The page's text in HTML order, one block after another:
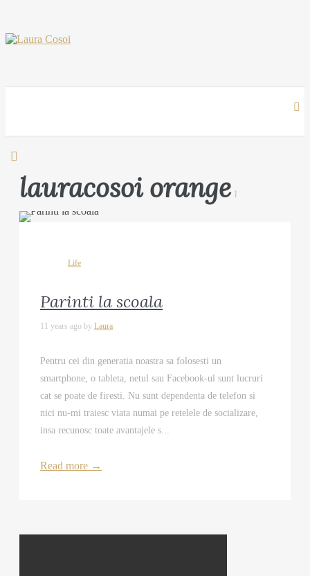
lauracosoi orange1
Life
Parinti la scoala
11 years ago by Laura
Pentru cei din generatia noastra sa folosesti un
smartphone, o tableta, netul sau Facebook-ul sunt lucruri
cat se poate de firesti. Nu sunt dependenta de telefon si
nici nu-mi traiesc viata numai pe retelele de socializare,
insa recunosc toate avantajele s...
Read more →